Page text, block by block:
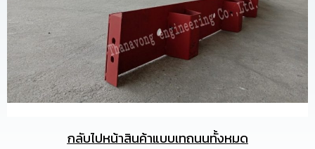
กลับไปหน้าสินค้าแบบเทถนนทั้งหมด